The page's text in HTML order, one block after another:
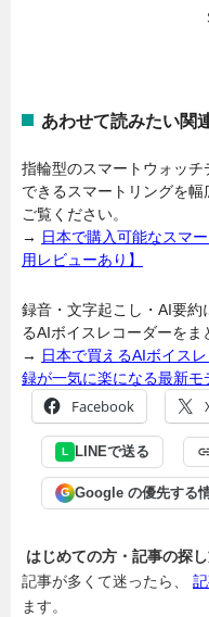
あわせて読みたい関
指輪型のスマートウォッ
できるスマートリングを
ご覧ください。
→ 日本で購入可能なスマ
用レビューあり】
録音・文字起こし・AI要約
るAIボイスレコーダーをま
→ 日本で買えるAIボイス
録が一気に楽になる最新モ
Facebook
L LINEで送る
G Google の優先する
はじめての方・記事の探
記事が多くて迷ったら、
ます。